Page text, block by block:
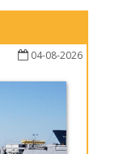
04-08-2026